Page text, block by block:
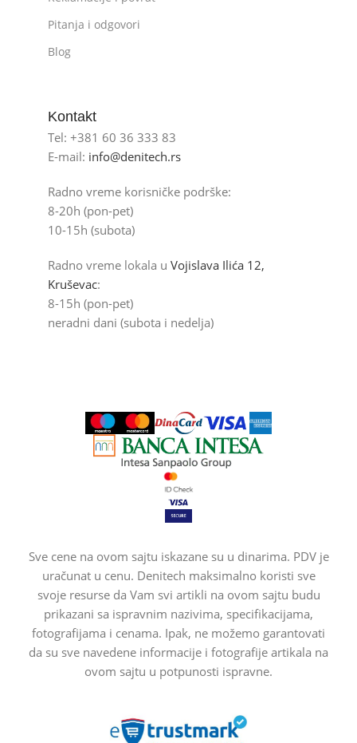
Pitanja i odgovori
Blog
Kontakt
Tel: +381 60 36 333 83
E-mail: info@denitech.rs
Radno vreme korisničke podrške:
8-20h (pon-pet)
10-15h (subota)
Radno vreme lokala u Vojislava Ilića 12,
Kruševac:
8-15h (pon-pet)
neradni dani (subota i nedelja)
Sve cene na ovom sajtu iskazane su u dinarima. PDV je
uračunat u cenu. Denitech maksimalno koristi sve
svoje resurse da Vam svi artikli na ovom sajtu budu
prikazani sa ispravnim nazivima, specifikacijama,
fotografijama i cenama. Ipak, ne možemo garantovati
da su sve navedene informacije i fotografije artikala na
ovom sajtu u potpunosti ispravne.